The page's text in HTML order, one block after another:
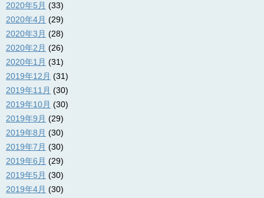
2020年5月 (33)
2020年4月 (29)
2020年3月 (28)
2020年2月 (26)
2020年1月 (31)
2019年12月 (31)
2019年11月 (30)
2019年10月 (30)
2019年9月 (29)
2019年8月 (30)
2019年7月 (30)
2019年6月 (29)
2019年5月 (30)
2019年4月 (30)